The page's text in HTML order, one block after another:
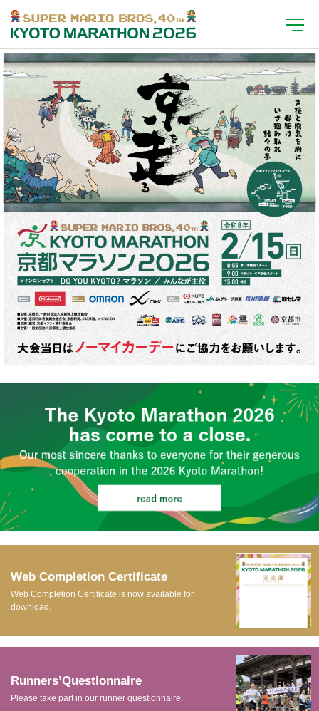
Web Completion Certificate
Web Completion Certificate is now available for
download.
Runners’Questionnaire
Please take part in our runner questionnaire.